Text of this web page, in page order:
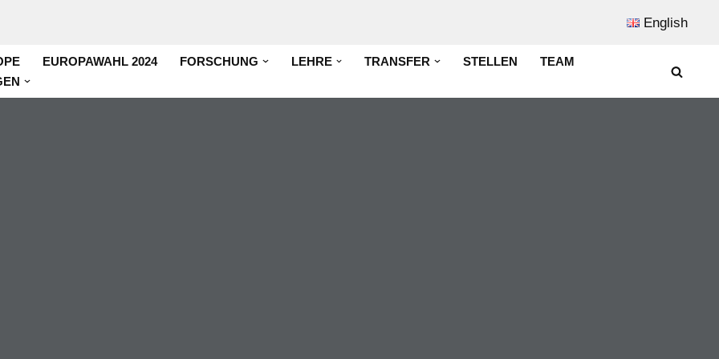
English
EUROPAWAHL 2024 FORSCHUNG LEHRE TRANSFER STELLEN
TEAM